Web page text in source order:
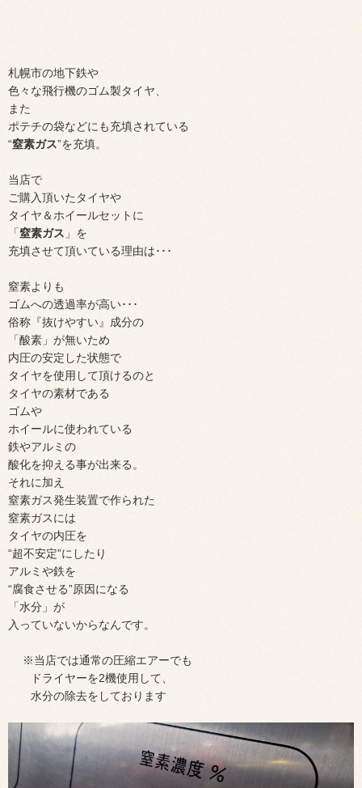
札幌市の地下鉄や
色々な飛行機のゴム製タイヤ、
また
ポテチの袋などにも充填されている
“窒素ガス”を充填。
当店で
ご購入頂いたタイヤや
タイヤ＆ホイールセットに
「窒素ガス 」を
充填させて頂いている理由は･･･
窒素よりも
ゴムへの透過率が高い･･･
俗称『抜けやすい』成分の
「酸素」が無いため
内圧の安定した状態で
タイヤを使用して頂けるのと
タイヤの素材である
ゴムや
ホイールに使われている
鉄やアルミの
酸化を抑える事が出来る。
それに加え
窒素ガス発生装置で作られた
窒素ガスには
タイヤの内圧を
“超不安定”にしたり
アルミや鉄を
“腐食させる”原因になる
「水分」が
入っていないからなんです。
※当店では通常の圧縮エアーでも
ドライヤーを2機使用して、
水分の除去をしております